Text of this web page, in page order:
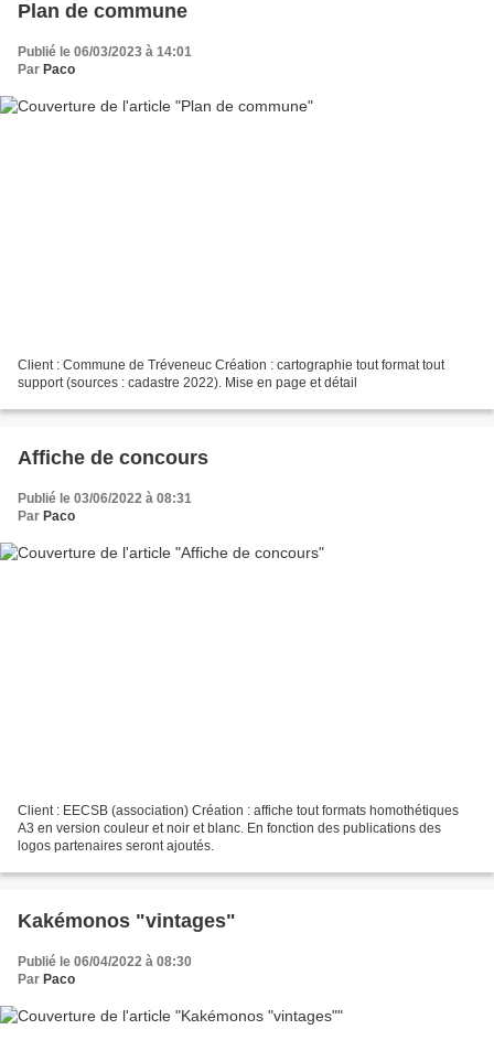
Plan de commune
Publié le 06/03/2023 à 14:01
Par Paco
Client : Commune de Tréveneuc Création : cartographie tout format tout
support (sources : cadastre 2022). Mise en page et détail
Affiche de concours
Publié le 03/06/2022 à 08:31
Par Paco
Client : EECSB (association) Création : affiche tout formats homothétiques
A3 en version couleur et noir et blanc. En fonction des publications des
logos partenaires seront ajoutés.
Kakémonos "vintages"
Publié le 06/04/2022 à 08:30
Par Paco